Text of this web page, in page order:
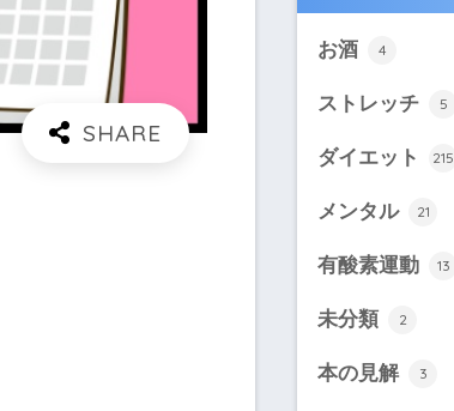
お酒 4
ストレッチ 5
ダイエット 215
メンタル 21
有酸素運動 13
未分類 2
本の見解 3